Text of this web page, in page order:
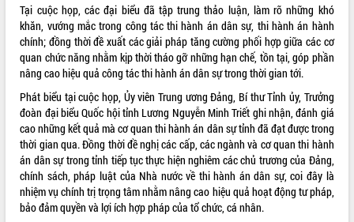
HĐND tỉnh thông qua điều chỉnh Quy
hoạch tỉnh thời kỳ 2021-2030
Hội thảo góp ý hồ sơ điều chỉnh quy
hoạch tỉnh Đắk Lắk thời kỳ 2021-2030,
tầm nhìn đến năm 2050
Nâng cao hiệu quả hoạt động của các
doanh nghiệp nhà nước
Hội nghị triển khai kết nối mạng
truyền số liệu chuyên dùng phục vụ cơ
quan Đảng, Nhà nước
Lễ phát động chuỗi hoạt động chung
tay làm sạch môi trường
Tại cuộc họp, các đại biểu đã tập trung thảo luận, làm rõ những khó
khăn, vướng mắc trong công tác thi hành án dân sự, thi hành án hành
chính; đồng thời đề xuất các giải pháp tăng cường phối hợp giữa các cơ
quan chức năng nhằm kịp thời tháo gỡ những hạn chế, tồn tại, góp phần
nâng cao hiệu quả công tác thi hành án dân sự trong thời gian tới.
Phát biểu tại cuộc họp, Ủy viên Trung ương Đảng, Bí thư Tỉnh ủy, Trưởng
đoàn đại biểu Quốc hội tỉnh Lương Nguyễn Minh Triết ghi nhận, đánh giá
cao những kết quả mà cơ quan thi hành án dân sự tỉnh đã đạt được trong
thời gian qua. Đồng thời đề nghị các cấp, các ngành và cơ quan thi hành
án dân sự trong tỉnh tiếp tục thực hiện nghiêm các chủ trương của Đảng,
chính sách, pháp luật của Nhà nước về thi hành án dân sự, coi đây là
nhiệm vụ chính trị trọng tâm nhằm nâng cao hiệu quả hoạt động tư pháp,
bảo đảm quyền và lợi ích hợp pháp của tổ chức, cá nhân.